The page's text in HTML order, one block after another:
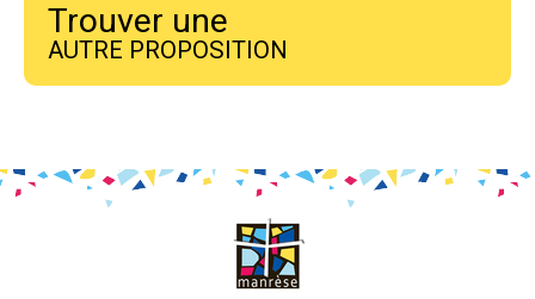
Trouver une
AUTRE PROPOSITION